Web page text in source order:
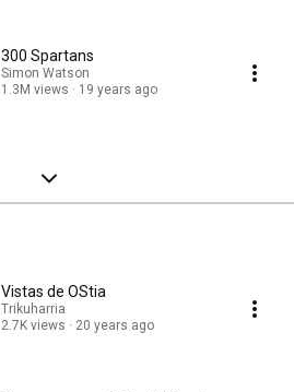
300 Spartans
Simon Watson
1.3M views
19 years ago
Vistas de OStia
Trikuharria
2.7K views
20 years ago